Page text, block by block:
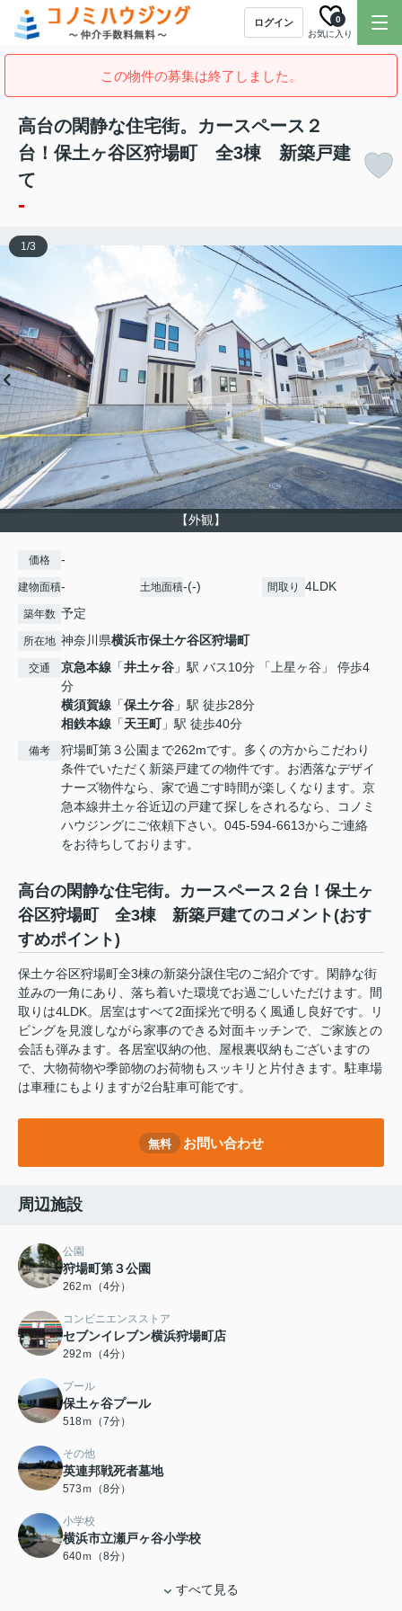
ログイン
お気に入り
0
この物件の募集は終了しました。
高台の閑静な住宅街。カースペース２
台！保土ヶ谷区狩場町 全3棟 新築戸建
て
-
【外観】
1/3
価格 -
建物面積- 土地面積-(-) 間取り 4LDK
築年数 予定
所在地 神奈川県横浜市保土ケ谷区狩場町
交通 京急本線 「井土ヶ谷 」駅 バス10分 「上星ヶ谷」 停歩4
分
横須賀線 「保土ケ谷 」駅 徒歩28分
相鉄本線 「天王町」駅 徒歩40分
備考
狩場町第３公園まで262mです。多くの方からこだわり
条件でいただく新築戸建ての物件です。お洒落なデザイ
ナーズ物件なら、家で過ごす時間が楽しくなります。京
急本線井土ヶ谷近辺の戸建て探しをされるなら、コノミ
ハウジングにご依頼下さい。045-594-6613からご連絡
をお待ちしております。
高台の閑静な住宅街。カースペース２台！保土ヶ
谷区狩場町 全3棟 新築戸建てのコメント(おす
すめポイント)
保土ケ谷区狩場町全3棟の新築分譲住宅のご紹介です。閑静な街
並みの一角にあり、落ち着いた環境でお過ごしいただけます。間
取りは4LDK。居室はすべて2面採光で明るく風通し良好です。リ
ビングを見渡しながら家事のできる対面キッチンで、ご家族との
会話も弾みます。各居室収納の他、屋根裏収納もございますの
で、大物荷物や季節物のお荷物もスッキリと片付きます。駐車場
は車種にもよりますが2台駐車可能です。
無料 お問い合わせ
周辺施設
公園
狩場町第３公園
262ｍ（4分）
コンビニエンスストア
セブンイレブン横浜狩場町店
292ｍ（4分）
プール
保土ヶ谷プール
518ｍ（7分）
その他
英連邦戦死者墓地
573ｍ（8分）
小学校
横浜市立瀬戸ヶ谷小学校
640ｍ（8分）
すべて見る